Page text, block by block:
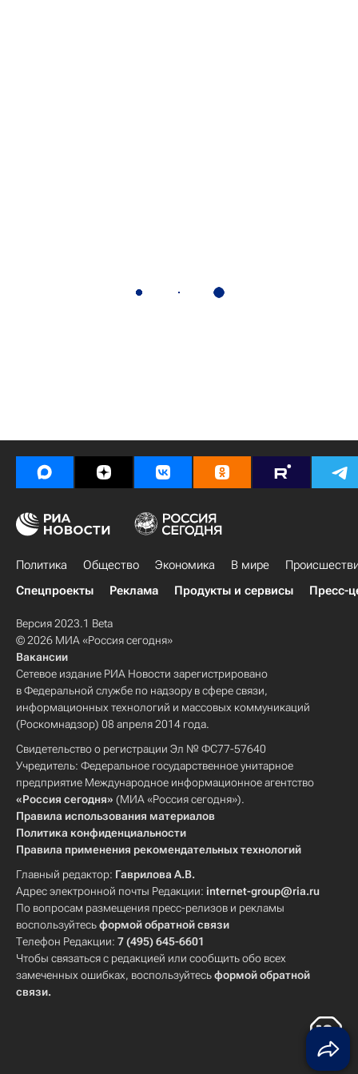
Политика Общество Экономика В мире
Спецпроекты
Реклама Продукты и сервисы Пресс-
Версия 2023.1 Beta
© 2026 МИА «Россия сегодня»
Вакансии
Сетевое издание РИА Новости зарегистрировано
в Федеральной службе по надзору в сфере связи,
информационных технологий и массовых коммуникаций
(Роскомнадзор) 08 апреля 2014 года.
Свидетельство о регистрации Эл № ФС77-57640
Учредитель: Федеральное государственное унитарное
предприятие Международное информационное агентство
«Россия сегодня» (МИА «Россия сегодня»).
Правила использования материалов
Политика конфиденциальности
Правила применения рекомендательных технологий
Главный редактор: Гаврилова А.В.
Адрес электронной почты Редакции: internet-group@ria.ru
По вопросам размещения пресс-релизов и рекламы
воспользуйтесьформой обратной связи
Телефон Редакции: 7 (495) 645-6601
Чтобы связаться с редакцией или сообщить обо всех
замеченных ошибках, воспользуйтесьформой обратной
связи.